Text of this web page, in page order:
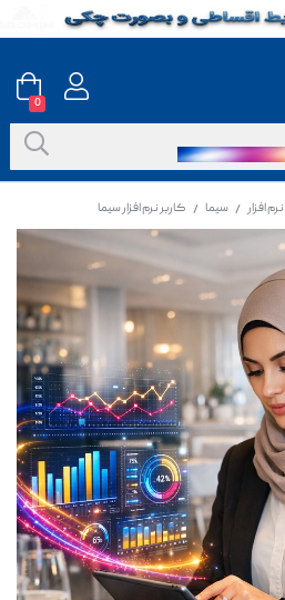
نرم افزار / سیما / کاربر نرم افزار سیما
0